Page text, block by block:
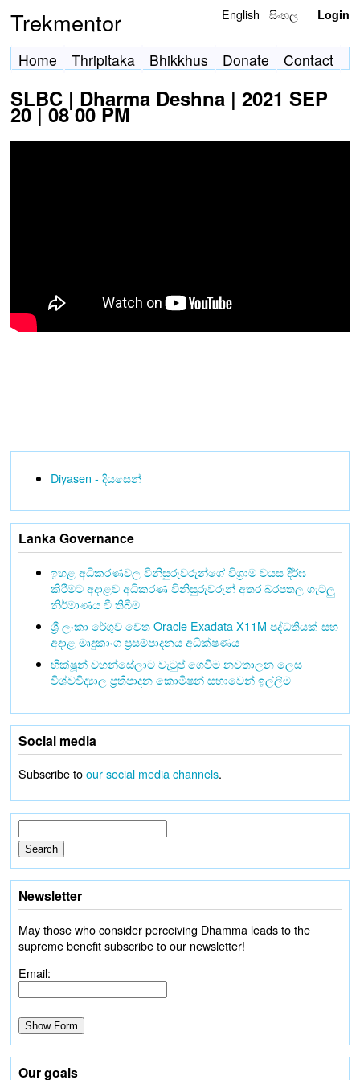
Trekmentor English සිංහල Login
Home Thripitaka Bhikkhus Donate Contact
SLBC | Dharma Deshna | 2021 SEP
20 | 08 00 PM
Diyasen - දියසෙන්
Lanka Governance
ඉහළ අධිකරණවල විනිසුරුවරුන්ගේ විශ්‍රාම වයස දීර්ඝ
කිරීමට අදාළව අධිකරණ විනිසුරුවරුන් අතර බරපතල ගැටලු
නිර්මාණය වී තිබීම
ශ්‍රී ලංකා රේගුව වෙත Oracle Exadata X11M පද්ධතියක් සහ
අදාළ මෘදුකාංග ප්‍රසම්පාදනය අධීක්ෂණය
භික්ෂූන් වහන්සේලාට වැටුප් ගෙවීම නවතාලන ලෙස
විශ්වවිද්‍යාල ප්‍රතිපාදන කොමිෂන් සභාවෙන් ඉල්ලීම
Social media
Subscribe toour social media channels.
Newsletter
May those who consider perceiving Dhamma leads to the
supreme benefit subscribe to our newsletter!
Email:
Our goals